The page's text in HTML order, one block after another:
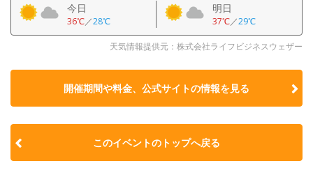
今日
36℃／28℃
明日
37℃／29℃
天気情報提供元：株式会社ライフビジネスウェザー
開催期間や料金、公式サイトの情報を見る
このイベントのトップへ戻る